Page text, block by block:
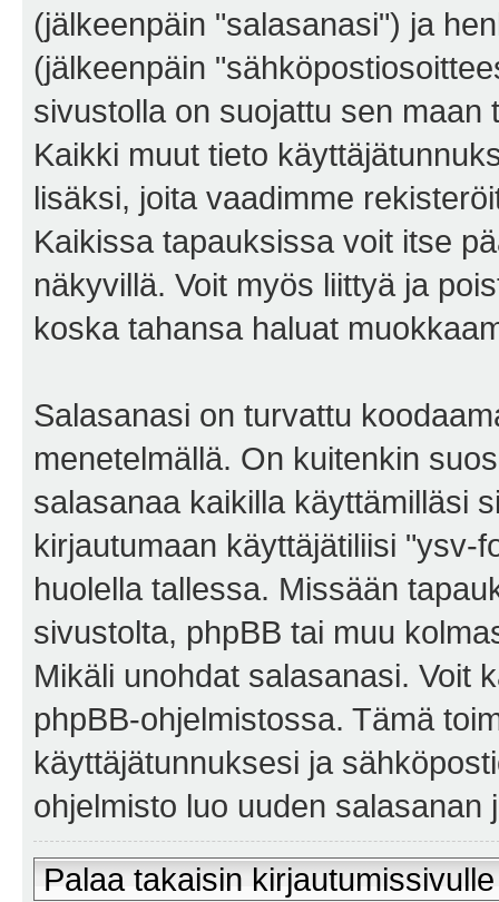
(jälkeenpäin "salasanasi") ja
(jälkeenpäin
sivustolla on suojattu sen
Kaikki muut tieto
lisäksi, joita vaadimme
Kaikissa tapauksissa voit itse
näkyvillä. Voit myös liittyä ja
koska tahansa haluat
Salasanasi on turvattu
menetelmällä. On kuitenkin
salasanaa kaikilla käyttämilläsi
kirjautumaan käyttäjätiliisi "ysv-
huolella tallessa. Missään
sivustolta, phpBB tai muu
Mikäli unohdat salasanasi. Voit
phpBB-ohjelmistossa. Tämä
käyttäjätunnuksesi ja
ohjelmisto luo uuden
Palaa takaisin kirjautumissivulle